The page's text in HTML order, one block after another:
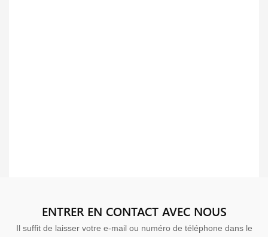
ENTRER EN CONTACT AVEC NOUS
Il suffit de laisser votre e-mail ou numéro de téléphone dans le